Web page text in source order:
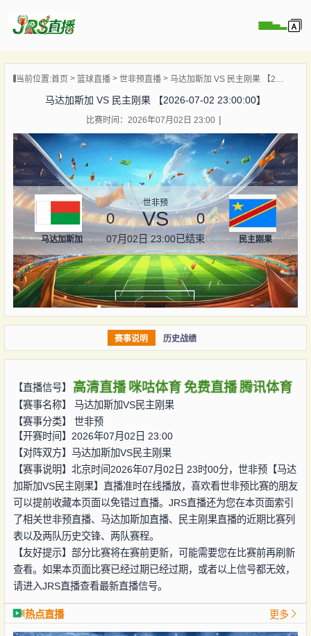
播
像
讯
直播
当前位置:首页 篮球直播 世非预直播 马达加斯加 VS 民主刚果 【2026-07-02 23:00:00】
马达加斯加 VS 民主刚果 【2026-07-02 23:00:00】
比赛时间：2026年07月02日 23:00
马达加斯加
世非预
0 VS 0
07月02日 23:00已结束 民主刚果
赛事说明 历史战绩
【直播信号】 高清直播 咪咕体育 免费直播 腾讯体育
【赛事名称】 马达加斯加VS民主刚果
【赛事分类】 世非预
【开赛时间】2026年07月02日 23:00
【对阵双方】 马达加斯加VS民主刚果
【赛事说明】北京时间2026年07月02日 23时00分，世非预【马达
加斯加VS民主刚果】直播准时在线播放，喜欢看世非预比赛的朋友
可以提前收藏本页面以免错过直播。JRS直播还为您在本页面索引
了相关世非预直播、马达加斯加直播、民主刚果直播的近期比赛列
表以及两队历史交锋、两队赛程。
【友好提示】部分比赛将在赛前更新，可能需要您在比赛前再刷新
查看。如果本页面比赛已经过期已经过期，或者以上信号都无效，
请进入JRS直播查看最新直播信号。
热点直播 更多